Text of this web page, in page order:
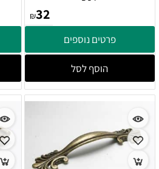
₪32
פרטים נוספים
הוסף לסל